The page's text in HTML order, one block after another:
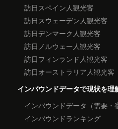
訪日スペイン人観光客
訪日スウェーデン人観光客
訪日デンマーク人観光客
訪日ノルウェー人観光客
訪日フィンランド人観光客
訪日オーストラリア人観光客
インバウンドデータで現状を理
インバウンドデータ（需要・
インバウンドランキング